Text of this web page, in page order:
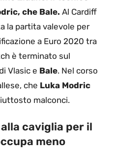
che Bale. Al Cardiff
la partita valevole per
a Euro 2020 tra
è terminato sul
Vlasic e Bale. Nel corso
che Luka Modric
malconci.
caviglia per il
meno